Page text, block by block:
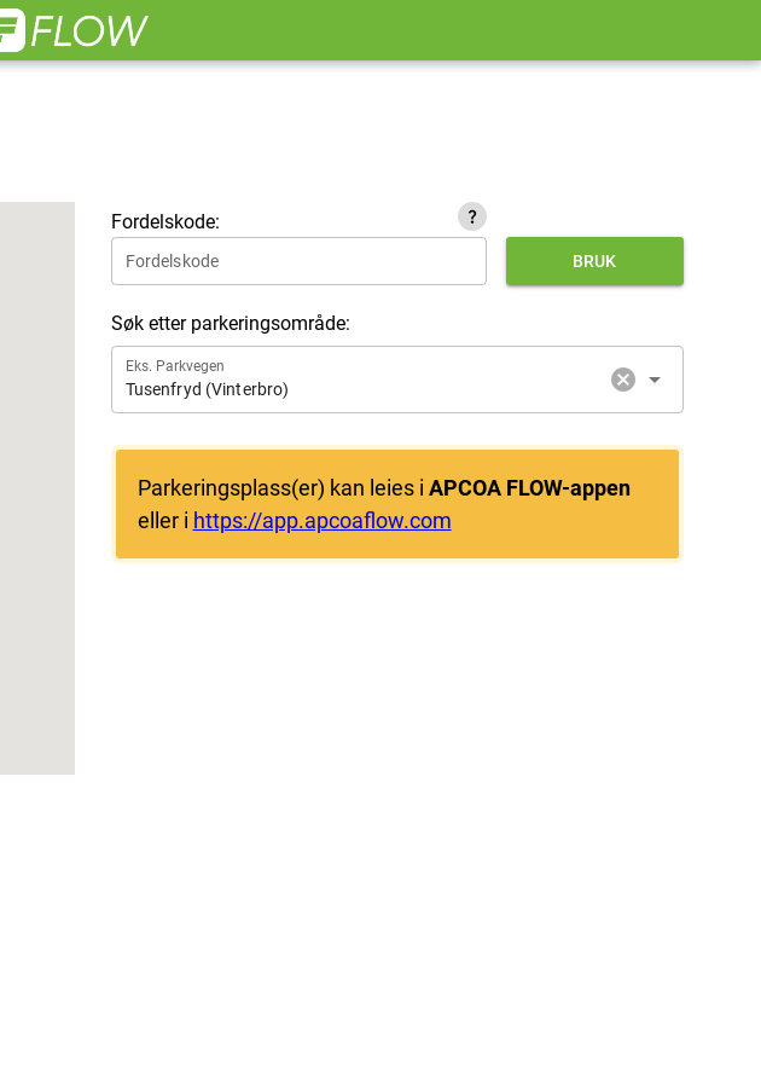
Fordelskode: question_mark
Fordelskode BRUK
Søk etter parkeringsområde:
Tusenfryd (Vinterbro)
Eks. Parkvegen cancel arrow_drop_down
Parkeringsplass(er) kan leies i APCOA FLOW-appen
eller i https://app.apcoaflow.com